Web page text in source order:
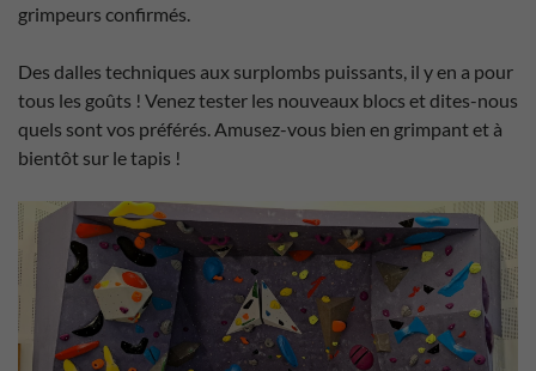
grimpeurs confirmés.
Des dalles techniques aux surplombs puissants, il y en a pour
tous les goûts ! Venez tester les nouveaux blocs et dites-nous
quels sont vos préférés. Amusez-vous bien en grimpant et à
bientôt sur le tapis !